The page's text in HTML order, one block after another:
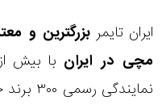
ایران تایمر بزرگترین و
مچی در ایران
نمایندگی رسمی ۳۰۰ برند جهانی است و توانسته ایم